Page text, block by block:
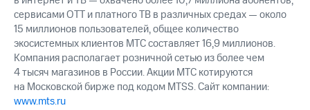
сервисами OTT и платного ТВ в различных средах — около
15 миллионов пользователей, общее количество
экосистемных клиентов МТС составляет 16,9 миллионов.
Компания располагает розничной сетью из более чем
4 тысяч магазинов в России. Акции МТС котируются
на Московской бирже под кодом MTSS. Сайт компании:
www.mts.ru